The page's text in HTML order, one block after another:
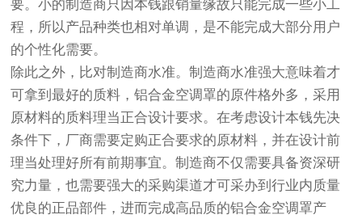
要。小的制造商只因本钱跟销量缘故只能完成一些小工
程，所以产品种类也相对单调，是不能完成大部分用户
的个性化需要。
除此之外，比对制造商水准。制造商水准强大意味着才
可拿到最好的质料，铝合金空调罩的原件格外多，采用
原材料的质料理当正合设计要求。在考虑设计本钱先决
条件下，厂商需要定购正合要求的原材料，并在设计前
理当处理好所有前期事宜。制造商不仅需要具备资深研
究力量，也需要强大的采购渠道才可采办到行业内质量
优良的正品部件，进而完成高品质的铝合金空调罩产